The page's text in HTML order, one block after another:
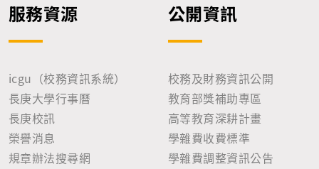
服務資源
icgu（校務資訊系統）
長庚大學行事曆
長庚校訊
榮譽消息
規章辦法搜尋網
公開資訊
校務及財務資訊公開
教育部獎補助專區
高等教育深耕計畫
學雜費收費標準
學雜費調整資訊公告